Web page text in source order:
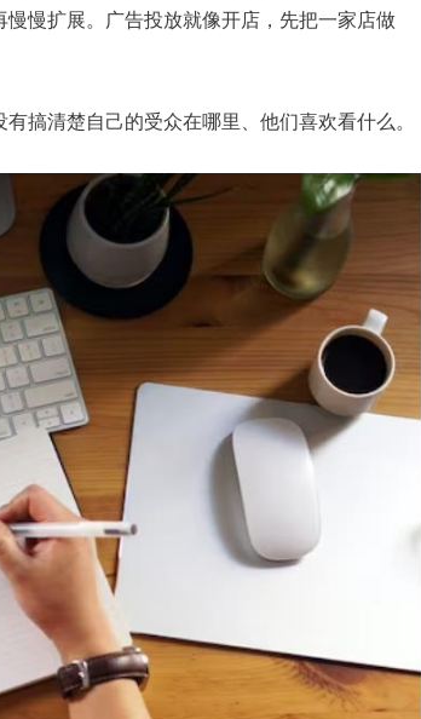
慢扩展。广告投放就像开店，先把一家店做
搞清楚自己的受众在哪里、他们喜欢看什么。